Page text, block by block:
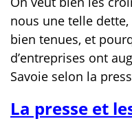
nous une telle
bien tenues, et
d’entreprises ont
Savoie selon la
La presse et